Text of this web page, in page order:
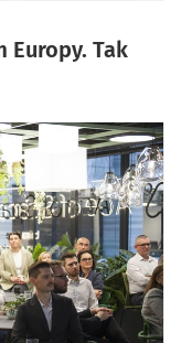
Europy. Tak